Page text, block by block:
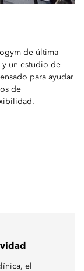
de última
y un estudio de
para ayudar
de
el